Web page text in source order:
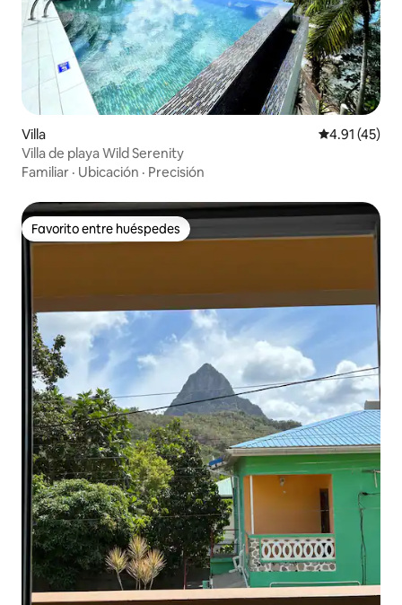
Villa Calificación
4.91 (45)
Villa de playa Wild Serenity
Familiar · Ubicación · Precisión
Favorito entre huéspedes
Favorito entre huéspedes